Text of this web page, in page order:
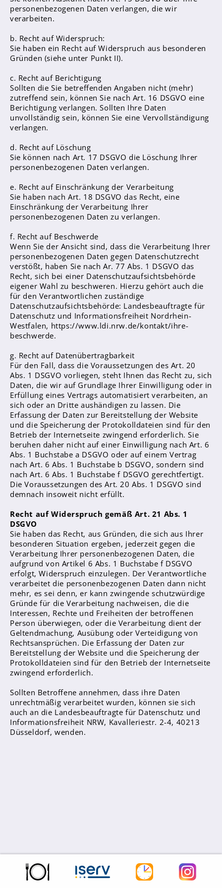
Schülerzeitung
Ausgabe 1 - Sommer 2022
Ausgabe 2 - Winter 2022
Ausgabe 3 - Winter 2024
Krankmeldung
Schulanmeldung
Downloads
ISERV
WebUntis
Essensanmeldung
personenbezogenen Daten verlangen, die wir
verarbeiten.
b. Recht auf Widerspruch:
Sie haben ein Recht auf Widerspruch aus besonderen
Gründen (siehe unter Punkt II).
c. Recht auf Berichtigung
Sollten die Sie betreffenden Angaben nicht (mehr)
zutreffend sein, können Sie nach Art. 16 DSGVO eine
Berichtigung verlangen. Sollten Ihre Daten
unvollständig sein, können Sie eine Vervollständigung
verlangen.
d. Recht auf Löschung
Sie können nach Art. 17 DSGVO die Löschung Ihrer
personenbezogenen Daten verlangen.
e. Recht auf Einschränkung der Verarbeitung
Sie haben nach Art. 18 DSGVO das Recht, eine
Einschränkung der Verarbeitung Ihrer
personenbezogenen Daten zu verlangen.
f. Recht auf Beschwerde
Wenn Sie der Ansicht sind, dass die Verarbeitung Ihrer
personenbezogenen Daten gegen Datenschutzrecht
verstößt, haben Sie nach Ar. 77 Abs. 1 DSGVO das
Recht, sich bei einer Datenschutzaufsichtsbehörde
eigener Wahl zu beschweren. Hierzu gehört auch die
für den Verantwortlichen zuständige
Datenschutzaufsichtsbehörde: Landesbeauftragte für
Datenschutz und Informationsfreiheit Nordrhein-
Westfalen, https://www.ldi.nrw.de/kontakt/ihre-
beschwerde.
g. Recht auf Datenübertragbarkeit
Für den Fall, dass die Voraussetzungen des Art. 20
Abs. 1 DSGVO vorliegen, steht Ihnen das Recht zu, sich
Daten, die wir auf Grundlage Ihrer Einwilligung oder in
Erfüllung eines Vertrags automatisiert verarbeiten, an
sich oder an Dritte aushändigen zu lassen. Die
Erfassung der Daten zur Bereitstellung der Website
und die Speicherung der Protokolldateien sind für den
Betrieb der Internetseite zwingend erforderlich. Sie
beruhen daher nicht auf einer Einwilligung nach Art. 6
Abs. 1 Buchstabe a DSGVO oder auf einem Vertrag
nach Art. 6 Abs. 1 Buchstabe b DSGVO, sondern sind
nach Art. 6 Abs. 1 Buchstabe f DSGVO gerechtfertigt.
Die Voraussetzungen des Art. 20 Abs. 1 DSGVO sind
demnach insoweit nicht erfüllt.
Recht auf Widerspruch gemäß Art. 21 Abs. 1
DSGVO
Sie haben das Recht, aus Gründen, die sich aus Ihrer
besonderen Situation ergeben, jederzeit gegen die
Verarbeitung Ihrer personenbezogenen Daten, die
aufgrund von Artikel 6 Abs. 1 Buchstabe f DSGVO
erfolgt, Widerspruch einzulegen. Der Verantwortliche
verarbeitet die personenbezogenen Daten dann nicht
mehr, es sei denn, er kann zwingende schutzwürdige
Gründe für die Verarbeitung nachweisen, die die
Interessen, Rechte und Freiheiten der betroffenen
Person überwiegen, oder die Verarbeitung dient der
Geltendmachung, Ausübung oder Verteidigung von
Rechtsansprüchen. Die Erfassung der Daten zur
Bereitstellung der Website und die Speicherung der
Protokolldateien sind für den Betrieb der Internetseite
zwingend erforderlich.
Sollten Betroffene annehmen, dass ihre Daten
unrechtmäßig verarbeitet wurden, können sie sich
auch an die Landesbeauftragte für Datenschutz und
Informationsfreiheit NRW, Kavalleriestr. 2-4, 40213
Düsseldorf, wenden.